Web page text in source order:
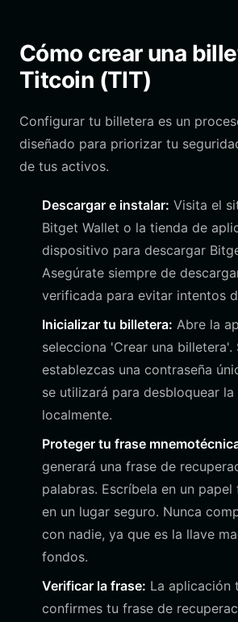
Cómo crear una
Titcoin (TIT)
Configurar tu billetera es un
diseñado para priorizar tu
de tus activos.
Descargar e instalar: Visita el
Bitget Wallet o la tienda de
dispositivo para descargar
Asegúrate siempre de
verificada para evitar intentos
Inicializar tu billetera: Abre la
selecciona 'Crear una billetera'.
establezcas una contraseña
se utilizará para desbloquear
localmente.
Proteger tu frase
generará una frase de
palabras. Escríbela en un
en un lugar seguro. Nunca
con nadie, ya que es la llave
fondos.
Verificar la frase: La aplicación
confirmes tu frase de